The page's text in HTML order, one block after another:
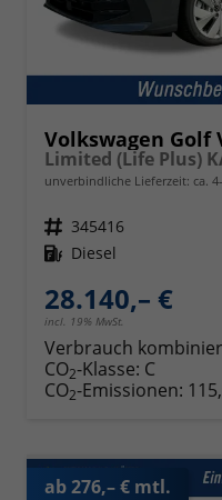
Volkswagen Golf
unverbindliche Lieferzeit: ca.
Fahrzeugnr. 345416
Kraftstoff Diesel
28.140,– €
incl. 19% MwSt.
Verbrauch
CO2-Klasse: C
CO2-Emissionen:
ab 276,– € mtl.